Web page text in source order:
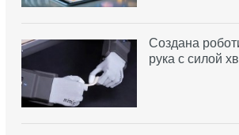
Создана
рука с силой